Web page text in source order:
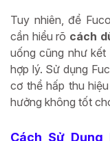
Tuy nhiên, để
cần hiểu rõ cách
uống cũng như
hợp lý. Sử dụng
cơ thể hấp thu
hưởng không tốt
Cách Sử Dụng